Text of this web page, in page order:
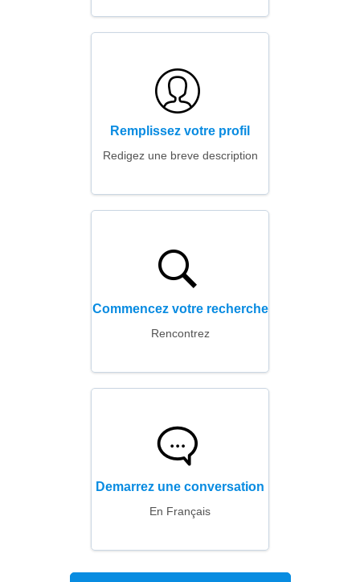
Remplissez votre profil
Redigez une breve description
Commencez votre recherche
Rencontrez
Demarrez une conversation
En Français